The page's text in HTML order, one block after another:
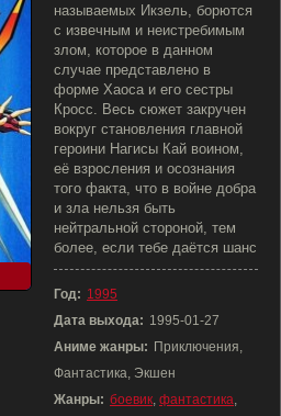
называемых Икзель, борются
с извечным и неистребимым
злом, которое в данном
случае представлено в
форме Хаоса и его сестры
Кросс. Весь сюжет закручен
вокруг становления главной
героини Нагисы Кай воином,
её взросления и осознания
того факта, что в войне добра
и зла нельзя быть
нейтральной стороной, тем
более, если тебе даётся шанс
Год: 1995
Дата выхода: 1995-01-27
Аниме жанры: Приключения,
Фантастика, Экшен
Жанры: боевик, фантастика,